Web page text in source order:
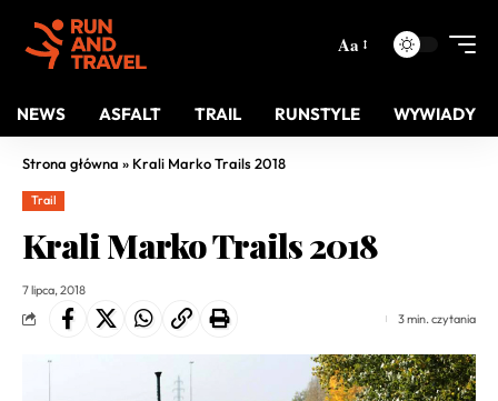
Aa
NEWS ASFALT TRAIL RUNSTYLE WYWIADY
Strona główna » Krali Marko Trails 2018
Trail
Krali Marko Trails 2018
7 lipca, 2018
3 min. czytania